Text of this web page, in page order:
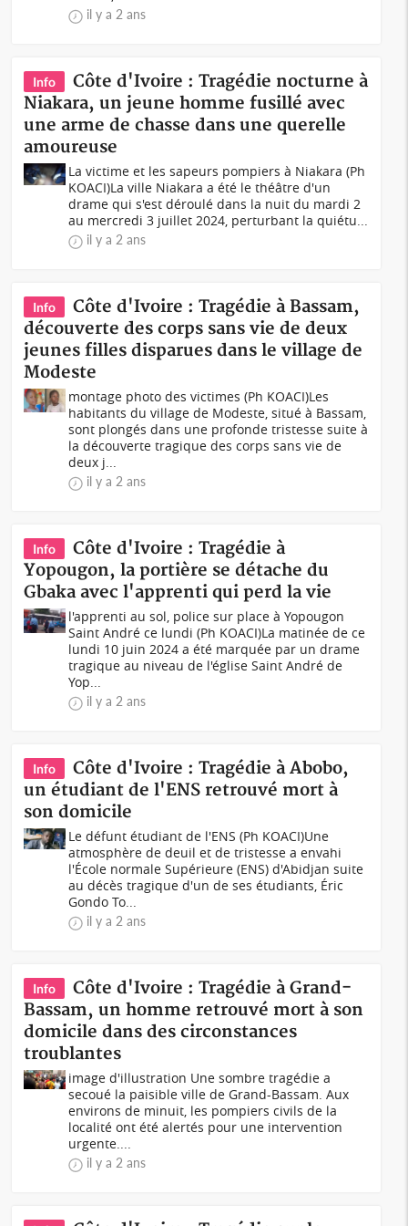
il y a 2 ans
Info
Côte d'Ivoire : Tragédie nocturne à
Niakara, un jeune homme fusillé avec
une arme de chasse dans une querelle
amoureuse
La victime et les sapeurs pompiers à Niakara (Ph
KOACI)La ville Niakara a été le théâtre d'un
drame qui s'est déroulé dans la nuit du mardi 2
au mercredi 3 juillet 2024, perturbant la quiétu...
il y a 2 ans
Info
Côte d'Ivoire : Tragédie à Bassam,
découverte des corps sans vie de deux
jeunes filles disparues dans le village de
Modeste
montage photo des victimes (Ph KOACI)Les
habitants du village de Modeste, situé à Bassam,
sont plongés dans une profonde tristesse suite à
la découverte tragique des corps sans vie de
deux j...
il y a 2 ans
Info
Côte d'Ivoire : Tragédie à
Yopougon, la portière se détache du
Gbaka avec l'apprenti qui perd la vie
l'apprenti au sol, police sur place à Yopougon
Saint André ce lundi (Ph KOACI)La matinée de ce
lundi 10 juin 2024 a été marquée par un drame
tragique au niveau de l'église Saint André de
Yop...
il y a 2 ans
Info
Côte d'Ivoire : Tragédie à Abobo,
un étudiant de l'ENS retrouvé mort à
son domicile
Le défunt étudiant de l'ENS (Ph KOACI)Une
atmosphère de deuil et de tristesse a envahi
l'École normale Supérieure (ENS) d'Abidjan suite
au décès tragique d'un de ses étudiants, Éric
Gondo To...
il y a 2 ans
Info
Côte d'Ivoire : Tragédie à Grand-
Bassam, un homme retrouvé mort à son
domicile dans des circonstances
troublantes
image d'illustration Une sombre tragédie a
secoué la paisible ville de Grand-Bassam. Aux
environs de minuit, les pompiers civils de la
localité ont été alertés pour une intervention
urgente....
il y a 2 ans